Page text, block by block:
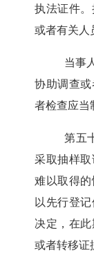
执法证件
或者有关人
当事
协助调查
者检查应当
第五
采取抽样
难以取得
以先行登
决定，在
或者转移证